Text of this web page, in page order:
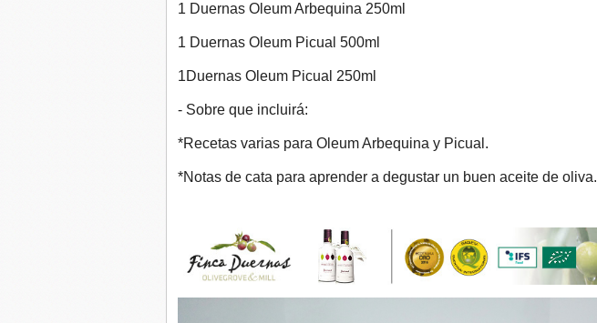
1 Duernas Oleum Arbequina 250ml
1 Duernas Oleum Picual 500ml
1Duernas Oleum Picual 250ml
- Sobre que incluirá:
*Recetas varias para Oleum Arbequina y Picual.
​*Notas de cata para aprender a degustar un buen aceite de oliva.